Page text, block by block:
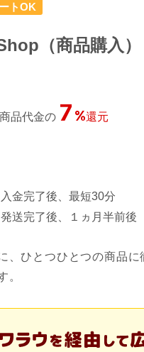
トOK
（商品購入）
商品代金の 7%還元
入金完了後、最短30分
発送完了後、１ヵ月半前後
、ひとつひとつの商品
。